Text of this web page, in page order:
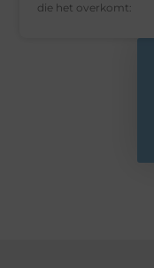
die het overkomt: